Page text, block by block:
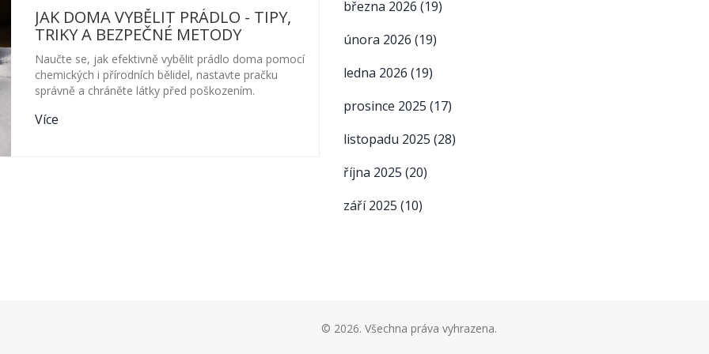
JAK DOMA VYBĚLIT PRÁDLO - TIPY,
TRIKY A BEZPEČNÉ METODY
Naučte se, jak efektivně vybělit prádlo doma pomocí
chemických i přírodních bělidel, nastavte pračku
správně a chráněte látky před poškozením.
Více
března 2026 (19)
února 2026 (19)
ledna 2026 (19)
prosince 2025 (17)
listopadu 2025 (28)
října 2025 (20)
září 2025 (10)
© 2026. Všechna práva vyhrazena.